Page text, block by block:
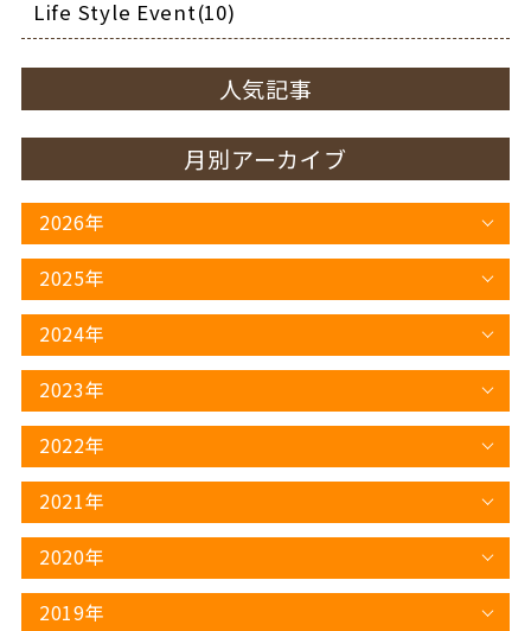
Life Style Event(10)
人気記事
月別アーカイブ
2026年
2025年
2024年
2023年
2022年
2021年
2020年
2019年